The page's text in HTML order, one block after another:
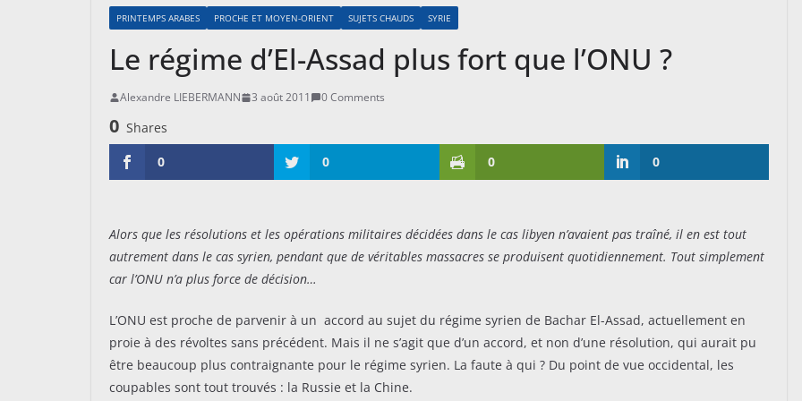
PRINTEMPS ARABES PROCHE ET MOYEN-ORIENT SUJETS CHAUDS SYRIE
Le régime d’El-Assad plus fort que l’ONU ?
Alexandre LIEBERMANN 3 août 2011 0 Comments
0 Shares
0
0 0 0
Alors que les résolutions et les opérations militaires décidées dans le cas libyen n’avaient pas traîné, il en est tout
autrement dans le cas syrien, pendant que de véritables massacres se produisent quotidiennement. Tout simplement
car l’ONU n’a plus force de décision…
L’ONU est proche de parvenir à un accord au sujet du régime syrien de Bachar El-Assad, actuellement en
proie à des révoltes sans précédent. Mais il ne s’agit que d’un accord, et non d’une résolution, qui aurait pu
être beaucoup plus contraignante pour le régime syrien. La faute à qui ? Du point de vue occidental, les
coupables sont tout trouvés : la Russie et la Chine.